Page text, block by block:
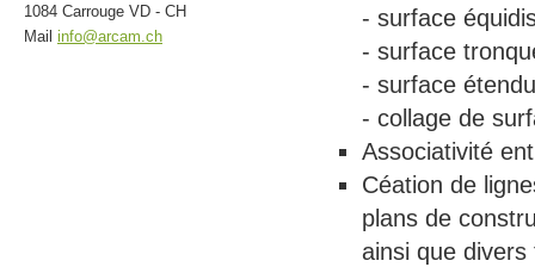
1084 Carrouge VD - CH
Mail info@arcam.ch
- surface
- surface
- surface
- collage de
Associativité
Céation de
plans de
ainsi que divers